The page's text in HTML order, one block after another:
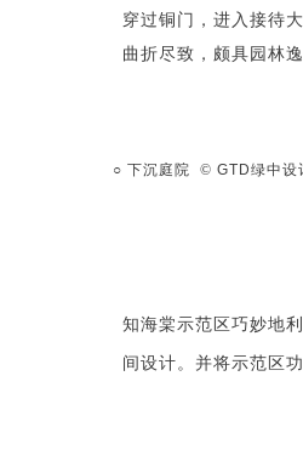
穿过铜门，进入接待
曲折尽致，颇具园林逸
○ 下沉庭院 © GTD绿中设
知海棠示范区巧妙地
间设计。并将示范区